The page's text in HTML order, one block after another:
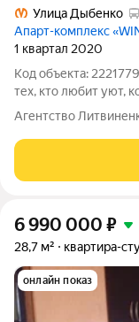
Улица Дыбенко
Апарт-комплекс
1 квартал 2020
Код объекта:
теx, кто любит уют,
кто инвeстиpуeт в
подходят как для
разные варианты
Агентство
6 990 000 ₽
28,7 м² квартира-
онлайн показ